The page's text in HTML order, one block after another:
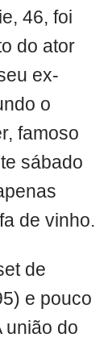
46, foi
do ator
ex-
o
famoso
sábado
de vinho.
de
e pouco
união do